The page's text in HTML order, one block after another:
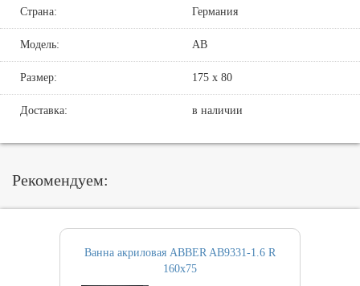
Страна: Германия
Модель: AB
Размер: 175 х 80
Доставка: в наличии
Рекомендуем:
Ванна акриловая ABBER AB9331-1.6 R
160х75